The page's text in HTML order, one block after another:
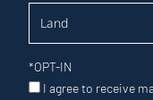
*OPT-IN
I agree to receive